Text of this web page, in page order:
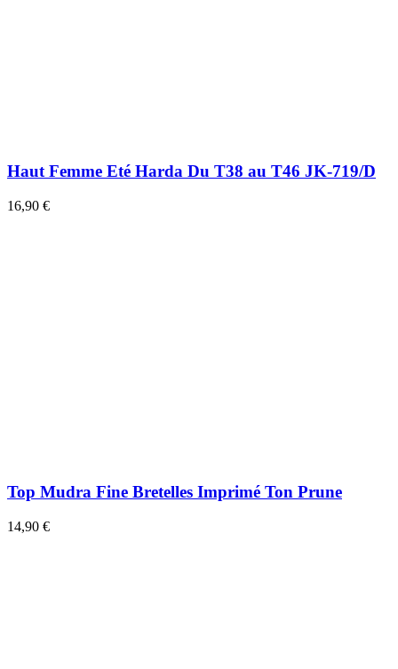
Haut Femme Eté Harda Du T38 au T46 JK-719/D
16,90 €
Top Mudra Fine Bretelles Imprimé Ton Prune
14,90 €